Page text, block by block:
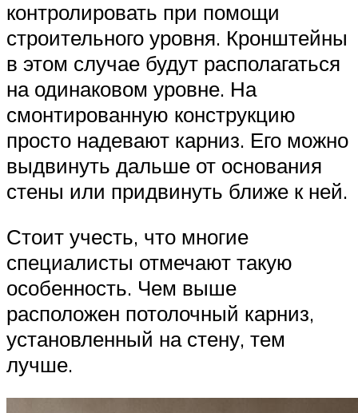
контролировать при помощи
строительного уровня. Кронштейны
в этом случае будут располагаться
на одинаковом уровне. На
смонтированную конструкцию
просто надевают карниз. Его можно
выдвинуть дальше от основания
стены или придвинуть ближе к ней.
Стоит учесть, что многие
специалисты отмечают такую
особенность. Чем выше
расположен потолочный карниз,
установленный на стену, тем
лучше.